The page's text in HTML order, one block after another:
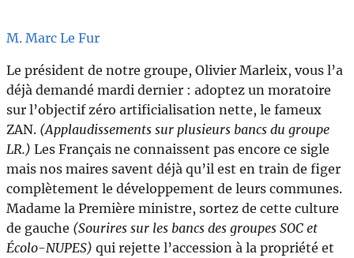
M. Marc Le Fur
Le président de notre groupe, Olivier Marleix, vous l’a
déjà demandé mardi dernier : adoptez un moratoire
sur l’objectif zéro artificialisation nette, le fameux
ZAN. (Applaudissements sur plusieurs bancs du groupe
LR.) Les Français ne connaissent pas encore ce sigle
mais nos maires savent déjà qu’il est en train de figer
complètement le développement de leurs communes.
Madame la Première ministre, sortez de cette culture
de gauche (Sourires sur les bancs des groupes SOC et
Écolo-NUPES) qui rejette l’accession à la propriété et